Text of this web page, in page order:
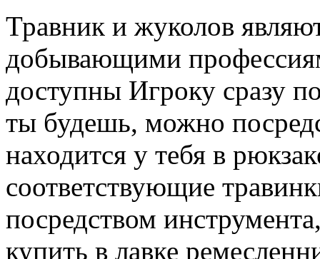
Травник и жуколов
добывающими
доступны Игроку сразу
ты будешь, можно
находится у тебя в
соответствующие
посредством
купить в лавке